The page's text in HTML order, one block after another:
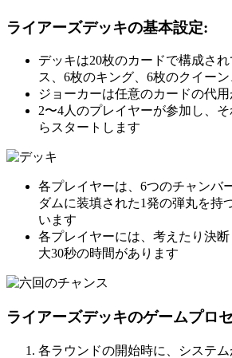
ライアーズデッキの基本設定:
デッキは20枚のカードで構成さ
ス、6枚のキング、6枚のクイー
ジョーカーは任意のカードの代
2〜4人のプレイヤーが参加し、
らスタートします
各プレイヤーは、6つのチャンバ
ダムに装填された1発の弾丸を持
います
各プレイヤーには、考えたり決
大30秒の時間があります
ライアーズデッキのゲームプロ
各ラウンドの開始時に、システ